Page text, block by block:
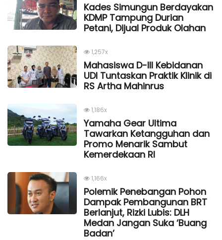
Kades Simungun Berdayakan
KDMP Tampung Durian
Petani, Dijual Produk Olahan
1,257x
Mahasiswa D-III Kebidanan
UDI Tuntaskan Praktik Klinik di
RS Artha Mahinrus
1,186x
Yamaha Gear Ultima
Tawarkan Ketangguhan dan
Promo Menarik Sambut
Kemerdekaan Rl
1,166x
Polemik Penebangan Pohon
Dampak Pembangunan BRT
Berlanjut, Rizki Lubis: DLH
Medan Jangan Suka ‘Buang
Badan’